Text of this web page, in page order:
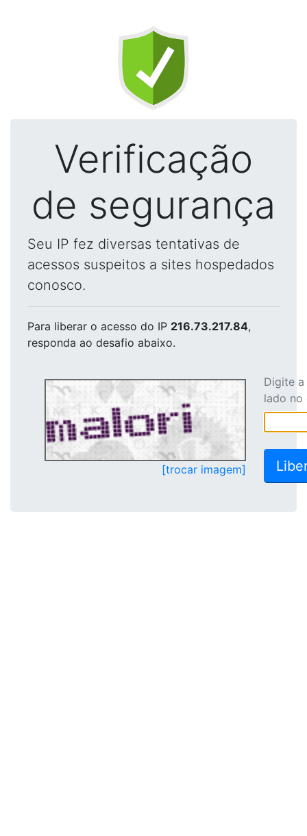
Verificação
de segurança
Seu IP fez diversas tentativas de
acessos suspeitos a sites hospedados
conosco.
Para liberar o acesso do IP 216.73.217.84,
responda ao desafio abaixo.
[trocar imagem]
Digite
lado no